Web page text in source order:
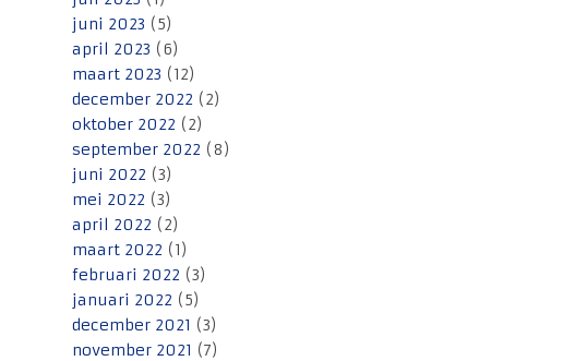
juni 2023 (5)
april 2023 (6)
maart 2023 (12)
december 2022 (2)
oktober 2022 (2)
september 2022 (8)
juni 2022 (3)
mei 2022 (3)
april 2022 (2)
maart 2022 (1)
februari 2022 (3)
januari 2022 (5)
december 2021 (3)
november 2021 (7)